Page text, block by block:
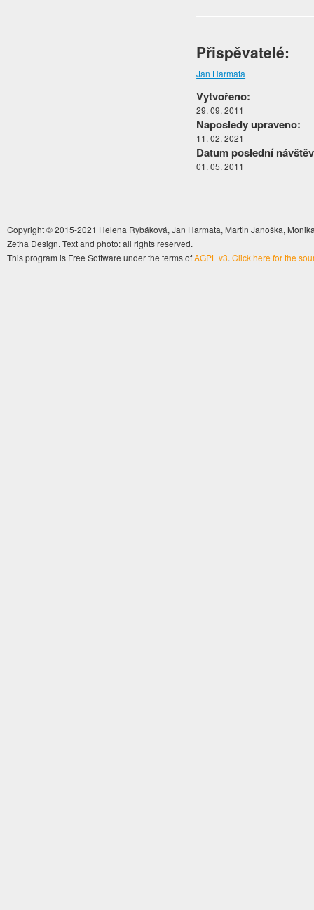
Přispěvatelé:
Jan Harmata
Vytvořeno:
29. 09. 2011
Naposledy upraveno:
11. 02. 2021
Datum poslední
01. 05. 2011
Copyright © 2015-2021 Helena Rybáková, Jan Harmata, Martin Janoška,
Zetha Design. Text and photo: all rights reserved.
This program is Free Software under the terms ofAGPL v3. Click here for the